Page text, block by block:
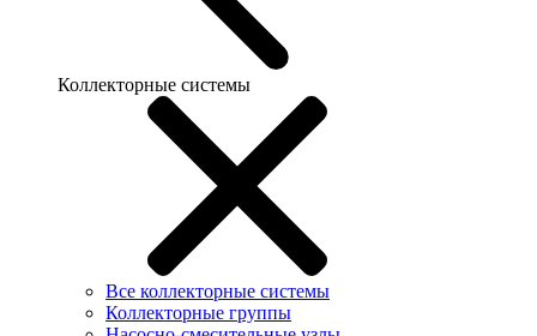
Коллекторные системы
Все коллекторные системы
Коллекторные группы